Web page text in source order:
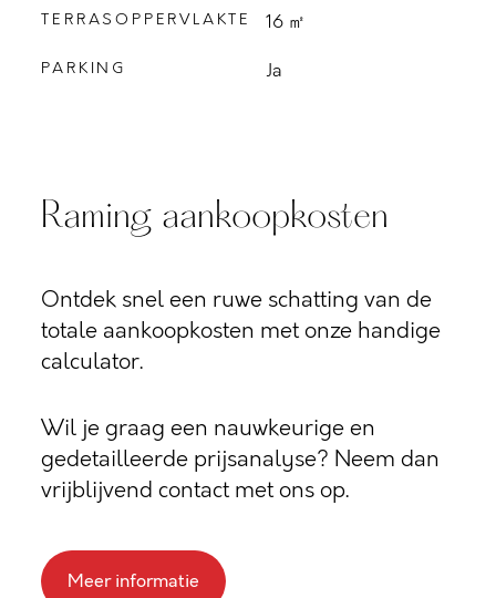
TERRASOPPERVLAKTE 16 ㎡
PARKING Ja
Raming aankoopkosten
Ontdek snel een ruwe schatting van de
totale aankoopkosten met onze handige
calculator.
Wil je graag een nauwkeurige en
gedetailleerde prijsanalyse? Neem dan
vrijblijvend contact met ons op.
Meer informatie